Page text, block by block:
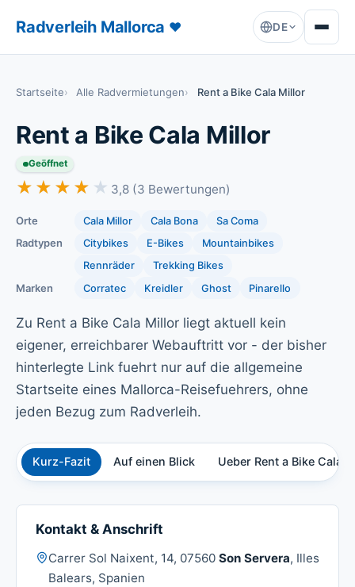
Radverleih Mallorca ♥ DE
Startseite Alle Radvermietungen Rent a Bike Cala Millor
Rent a Bike Cala Millor
Geöffnet
★★★★★
★★★★★ 3,8 (3 Bewertungen)
Orte Cala Millor Cala Bona Sa Coma
Radtypen Citybikes E-Bikes
Mountainbikes
Rennräder
Trekking Bikes
Marken Corratec Kreidler Ghost Pinarello
Zu Rent a Bike Cala Millor liegt aktuell kein
eigener, erreichbarer Webauftritt vor - der bisher
hinterlegte Link fuehrt nur auf die allgemeine
Startseite eines Mallorca-Reisefuehrers, ohne
jeden Bezug zum Radverleih.
Kurz-Fazit Auf einen Blick Ueber Rent a Bike Cala
Kontakt & Anschrift
Adresse:
Carrer Sol Naixent, 14, 07560 Son Servera, Illes
Balears, Spanien